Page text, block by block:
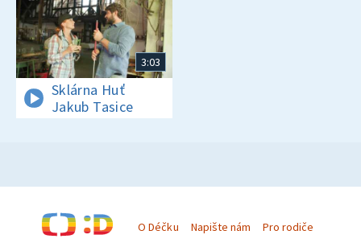
3:03
Sklárna Huť
Jakub Tasice
O Déčku Napište nám Pro rodiče